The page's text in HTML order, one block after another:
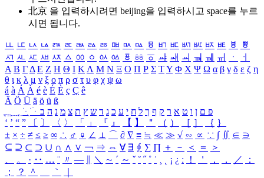
北京 을 입력하시려면 beijing을 입력하시고 space를 누르
시면 됩니다.
ㅥ ㅦ ㅧ ㅨ ㅩ ㅪ ㅫ ㅬ ㅭ ㅮ ㅯ ㅰ ㅱ ㅲ ㅳ ㅴ ㅵ ㅶ ㅷ ㅸ
ㅹ
ㅺ ㅻ ㅼ ㅽ ㅾ ㅿ ㆀ ㆁ ㆂ ㆃ ㆄ ㆅ ㆆ ㆇ ㆈ ㆉ ㆊ ㆋ ㆌ ㆍ
ㆎ
Α Β ΓΔ Ε Ζ Η Θ Ι ΚΛ Μ Ν Ξ Ο Π Ρ Σ ΤΥ Φ Χ Ψ Ω α β γ δ ε ζ η
θ ι κ λ μ ν ξ ο π ρ σ τ υ φ χ ψ ω
á à Á À é è É È ç Ç ê
Ä Ö Ü ä ö ü ß
ִֶֹ ֻּ ׁׂ פ ם ן ו ט א ר ק ף ך ל ח י ע כ ג ד ש ץ ת צ מ נ ה ב
‘ ’ “ ” 〔 〕 〈 〉 「 」 『 』 【 】 ＂ （ ） ［ ］ ｛ ｝
± × ÷ ≠ ≤ ≥ ∞ ∴ ♂ ♀ ∠ ⊥ ⌒ ∂ ∇ ≡ ≒ ≪ ≫ √ ∽ ∝ ∵ ∫ ∬ ∈ ∋
⊆ ⊇ ⊂ ⊃ ∪ ∩ ∧ ∨ ￢ ⇒ ⇔ ∀ ∃ ∮ ∑ ∏ ＋ － ＜ ＝
＞
、
。 · ‥ … ¨ 〃 ― ＼ ∼ ´ ～ ˇ ˘ ˝ ˚ ˙ ¸ ¡ ¿ ː ！ ＇ ， ． ／
：
；
？ ＾ ｀